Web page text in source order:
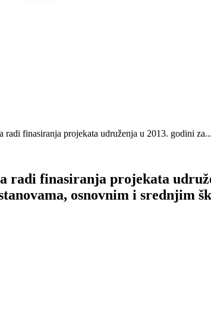
radi finasiranja projekata udruženja u 2013. godini za...
radi finasiranja projekata
osnovnim i srednjim